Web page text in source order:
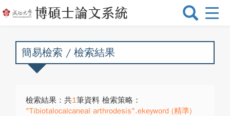
選
換
簡易檢索 / 檢索結果
檢索結果：共1筆資料 檢索策略：
"Tibiotalocalcaneal arthrodesis".ekeyword (精準)